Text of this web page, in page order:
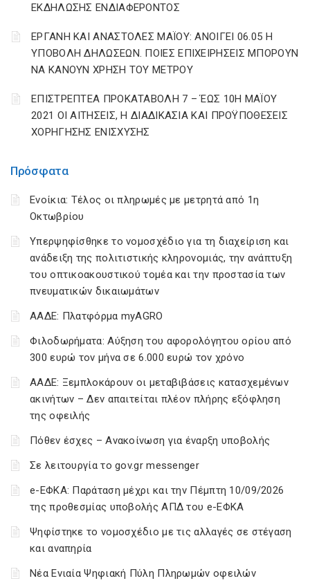
Πρόσφατα
Ενοίκια: Τέλος οι πληρωμές με μετρητά από 1η
Οκτωβρίου
Υπερψηφίσθηκε το νομοσχέδιο για τη διαχείριση και
ανάδειξη της πολιτιστικής κληρονομιάς, την ανάπτυξη
του οπτικοακουστικού τομέα και την προστασία των
πνευματικών δικαιωμάτων
ΑΑΔΕ: Πλατφόρμα myAGRO
Φιλοδωρήματα: Αύξηση του αφορολόγητου ορίου από
300 ευρώ τον μήνα σε 6.000 ευρώ τον χρόνο
ΑΑΔΕ: Ξεμπλοκάρουν οι μεταβιβάσεις κατασχεμένων
ακινήτων – Δεν απαιτείται πλέον πλήρης εξόφληση
της οφειλής
Πόθεν έσχες – Ανακοίνωση για έναρξη υποβολής
Σε λειτουργία το gov.gr messenger
e-ΕΦΚΑ: Παράταση μέχρι και την Πέμπτη 10/09/2026
της προθεσμίας υποβολής ΑΠΔ του e-ΕΦΚΑ
Ψηφίστηκε το νομοσχέδιο με τις αλλαγές σε στέγαση
και αναπηρία
Νέα Ενιαία Ψηφιακή Πύλη Πληρωμών οφειλών
ΕΚΔΗΛΩΣΗΣ ΕΝΔΙΑΦΕΡΟΝΤΟΣ
ΕΡΓΑΝΗ ΚΑΙ ΑΝΑΣΤΟΛΕΣ ΜΑΪΟΥ: ΑΝΟΙΓΕΙ 06.05 Η
ΥΠΟΒΟΛΗ ΔΗΛΩΣΕΩΝ. ΠΟΙΕΣ ΕΠΙΧΕΙΡΗΣΕΙΣ ΜΠΟΡΟΥΝ
ΝΑ ΚΑΝΟΥΝ ΧΡΗΣΗ ΤΟΥ ΜΕΤΡΟΥ
ΕΠΙΣΤΡΕΠΤΕΑ ΠΡΟΚΑΤΑΒΟΛΗ 7 – ΈΩΣ 10Η ΜΑΪΟΥ
2021 ΟΙ ΑΙΤΗΣΕΙΣ, Η ΔΙΑΔΙΚΑΣΙΑ ΚΑΙ ΠΡΟΫΠΟΘΕΣΕΙΣ
ΧΟΡΗΓΗΣΗΣ ΕΝΙΣΧΥΣΗΣ